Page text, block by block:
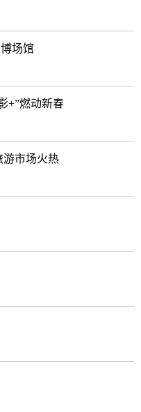
场馆
+”燃动新春
游市场火热